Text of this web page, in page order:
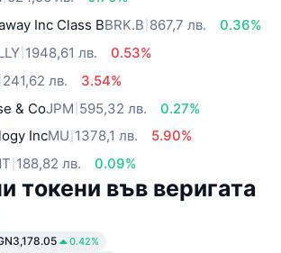
Inc Class BBRK.B 867,7 лв.
0.36%
1948,61 лв.
0.53%
241,62 лв.
3.54%
& CoJPM 595,32 лв.
0.27%
IncMU 1378,1 лв.
5.90%
188,82 лв. 0.09%
токени във веригата
0.42%